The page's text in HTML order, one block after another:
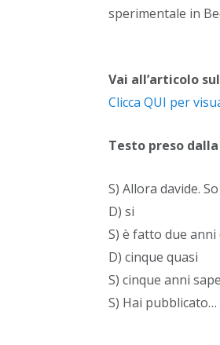
sperimentale in
Vai all’articolo
Clicca QUI per
Testo preso
S) Allora davide.
D) si
S) è fatto due
D) cinque quasi
S) cinque anni
S) Hai pubblicato…